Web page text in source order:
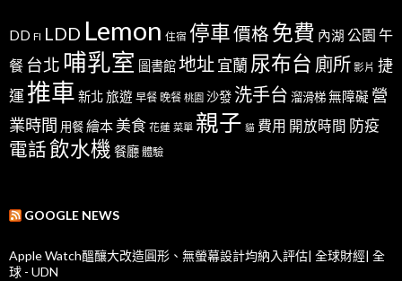
DD FI LDD Lemon 住宿 停車價格 免費 內湖 公園 午
餐 台北 哺乳室 圖書館地址宜蘭尿布台 廁所 影片 捷
運推車 新北旅遊 早餐 晚餐 桃園 沙發 洗手台 溜滑梯無障礙 營
業時間 用餐繪本 美食 花蓮 菜單 親子 貓 費用 開放時間 防疫
電話飲水機 餐廳 體驗
GOOGLE NEWS
Apple Watch醞釀大改造圓形、無螢幕設計均納入評估| 全球財經| 全
球 - UDN